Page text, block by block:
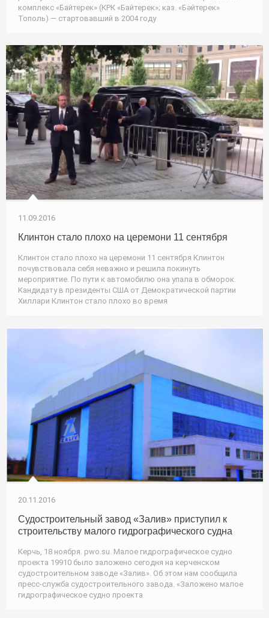
комплекс «Байтерек» (КРК «Байтерек»; каз. «Бәйтерек»
Тополь) — стартовавший в 2004 году
11.09.2016
Клинтон стало плохо на церемони 11 сентября
Клинтон стало плохо на церемони 11 сентября Клинтон
почувствовала себя неважно и решила покинуть
мероприятие. По пути к автомобилю она упала в обморок.
Кандидату в президенты США от Демократической партии
Хиллари Клинтон стало плохо во время
20.11.2016
Судостроительный завод «Залив» приступил к
строительству малого гидрографического судна
Керчь, 18 ноября. pwo.su. Малое гидрографическое судно
проекта 19910 было заложено сегодня на керченском
судостроительном заводе «Залив». Об этом нам сообщила
пресс-служба судостроительного завода. «Заложено малое
гидрографическое судно проекта